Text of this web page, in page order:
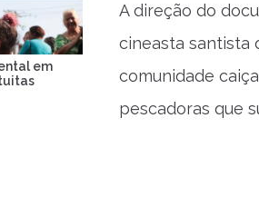
A direção do
cineasta santista
comunidade
pescadoras que
em